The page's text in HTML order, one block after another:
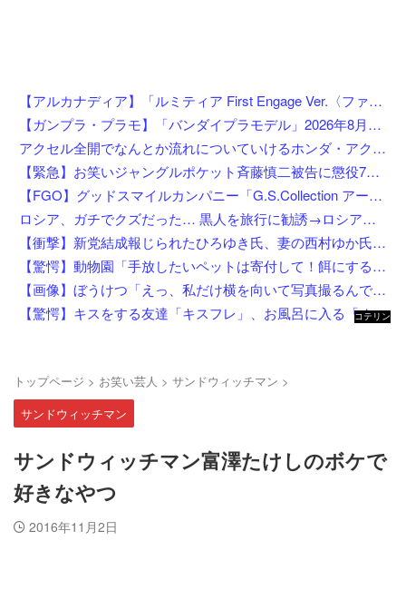
【アルカナディア】「ルミティア First Engage Ver.〈ファーストエンゲージVer.〉」プラモデル【5日予約開始】
【ガンプラ・プラモ】「バンダイプラモデル」2026年8月発売商品【スケジュール公開】
アクセル全開でなんとか流れについていけるホンダ・アクティの動画が人気に。
【緊急】お笑いジャングルポケット斉藤慎二被告に懲役7年の求刑←これ…
【FGO】グッドスマイルカンパニー「G.S.Collection アーチャー/バーヴァン・シー 英霊祝装Ver.」【フィギュア化決定】
ロシア、ガチでクズだった… 黒人を旅行に勧誘→ロシア語で契約書にサインさせられる→前線で大量戦死
【衝撃】新党結成報じられたひろゆき氏、妻の西村ゆか氏がＸで激怒してしまうw w w w w w w w w
【驚愕】動物園「手放したいペットは寄付して！餌にするから！」←これってどうなん？w w w w w w w w w w
【画像】ぼうけつ「えっ、私だけ横を向いて写真撮るんですか？！」→結果w w w w w w w w
【驚愕】キスをする友達「キスフレ」、お風呂に入る「オフレ」、添い寝の「ソフレ」… Z世代が恋人ではなく「〇〇フレ」を選ぶ理由がこちらw w w w w w w w
コテリン
トップページ > お笑い芸人 > サンドウィッチマン >
サンドウィッチマン
サンドウィッチマン富澤たけしのボケで
好きなやつ
2016年11月2日